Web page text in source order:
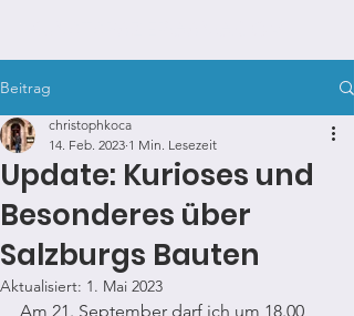
Beitrag
Update: Kurioses und
Besonderes über
Salzburgs Bauten
christophkoca
14. Feb. 2023 1 Min. Lesezeit
Aktualisiert: 1. Mai 2023
Am 21. September darf ich um 18.00